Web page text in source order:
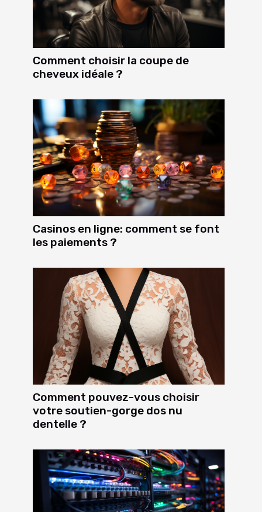
Comment choisir la coupe de
cheveux idéale ?
Casinos en ligne: comment se font
les paiements ?
Comment pouvez-vous choisir
votre soutien-gorge dos nu
dentelle ?